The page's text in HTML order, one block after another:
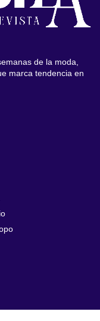
de la moda,
marca tendencia en